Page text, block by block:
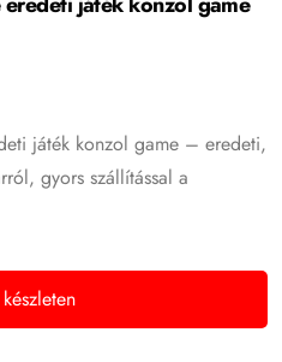
játék konzol game – eredeti,
gyors szállítással a